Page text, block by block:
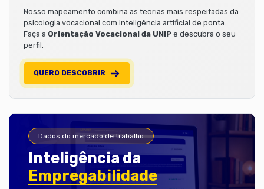
Nosso mapeamento combina as teorias mais respeitadas da
psicologia vocacional com inteligência artificial de ponta.
Faça a Orientação Vocacional da UNIP e descubra o seu
perfil.
QUERO DESCOBRIR
Dados do mercado de trabalho
Inteligência da
Empregabilidade